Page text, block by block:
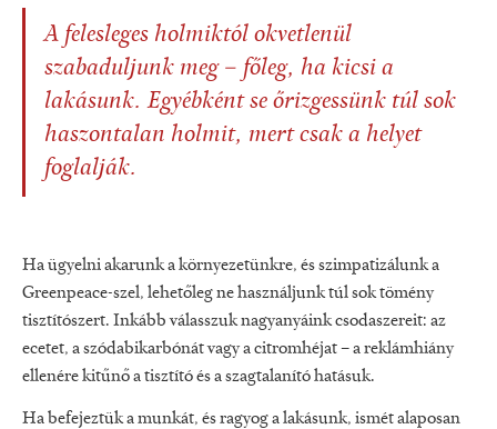
A felesleges holmiktól okvetlenül
szabaduljunk meg – főleg, ha kicsi a
lakásunk. Egyébként se őrizgessünk túl sok
haszontalan holmit, mert csak a helyet
foglalják.
Ha ügyelni akarunk a környezetünkre, és szimpatizálunk a
Greenpeace-szel, lehetőleg ne használjunk túl sok tömény
tisztítószert. Inkább válasszuk nagyanyáink csodaszereit: az
ecetet, a szódabikarbónát vagy a citromhéjat – a reklámhiány
ellenére kitűnő a tisztító és a szagtalanító hatásuk.
Ha befejeztük a munkát, és ragyog a lakásunk, ismét alaposan